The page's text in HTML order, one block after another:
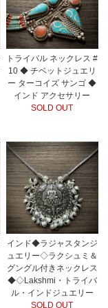
トライバル ネックレス #
10 ◆ チベットジュエリ
ー ターコイズ サンゴ ◆
インド アクセサリー
SOLD OUT
インド◆ラジャスタンジ
ュエリー◇ラクシュミ＆
グングル付きネックレス
◆◇Lakshmi・トライバ
ル・インドジュエリー
SOLD OUT